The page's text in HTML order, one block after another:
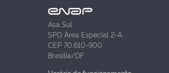
Asa Sul
SPO Área Especial 2-A
CEP 70.610-900
Brasília/DF